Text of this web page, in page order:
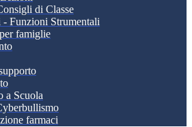
di Classe
Funzioni Strumentali
famiglie
a Scuola
farmaci